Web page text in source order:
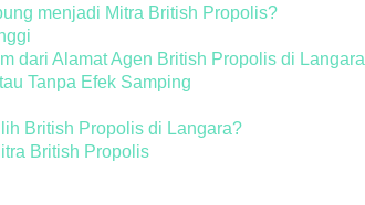
menjadi Mitra British Propolis?
dari Alamat Agen British Propolis di Langara
Tanpa Efek Samping
British Propolis di Langara?
British Propolis